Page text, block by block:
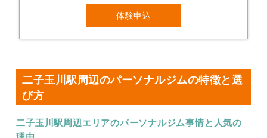
体験申込
二子玉川駅周辺のパーソナルジムの特徴と選
び方
二子玉川駅周辺エリアのパーソナルジム事情と人気の